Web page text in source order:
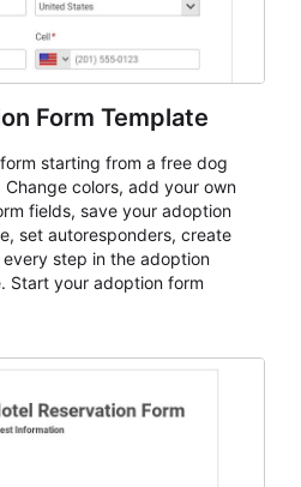
Form Template
starting from a free dog
colors, add your own
fields, save your adoption
set autoresponders, create
step in the adoption
Start your adoption form